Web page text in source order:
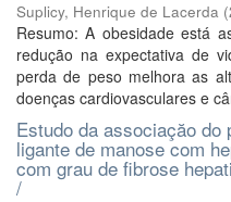
Suplicy, Henrique de Lacerda (
Resumo: A obesidade está
redução na expectativa de
perda de peso melhora as
doenças cardiovasculares e
Estudo da associaçăo
ligante de manose com
com grau de fibrose
/